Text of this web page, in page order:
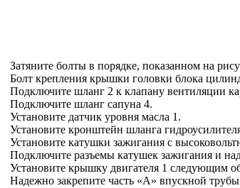
Затяните болты в порядке, показанном на
Болт крепления крышки головки блока
Подключите шланг 2 к клапану вентиляции
Подключите шланг сапуна 4.
Установите датчик уровня масла 1.
Установите кронштейн шланга
Установите катушки зажигания с
Подключите разъемы катушек зажигания и
Установите крышку двигателя 1 следующим
Надежно закрепите часть «A» впускной